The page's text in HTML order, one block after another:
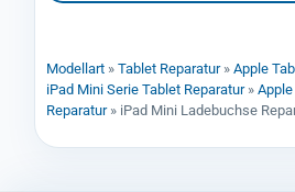
Modellart » Tablet Reparatur» Apple
iPad Mini Serie Tablet Reparatur»
Reparatur» iPad Mini Ladebuchse